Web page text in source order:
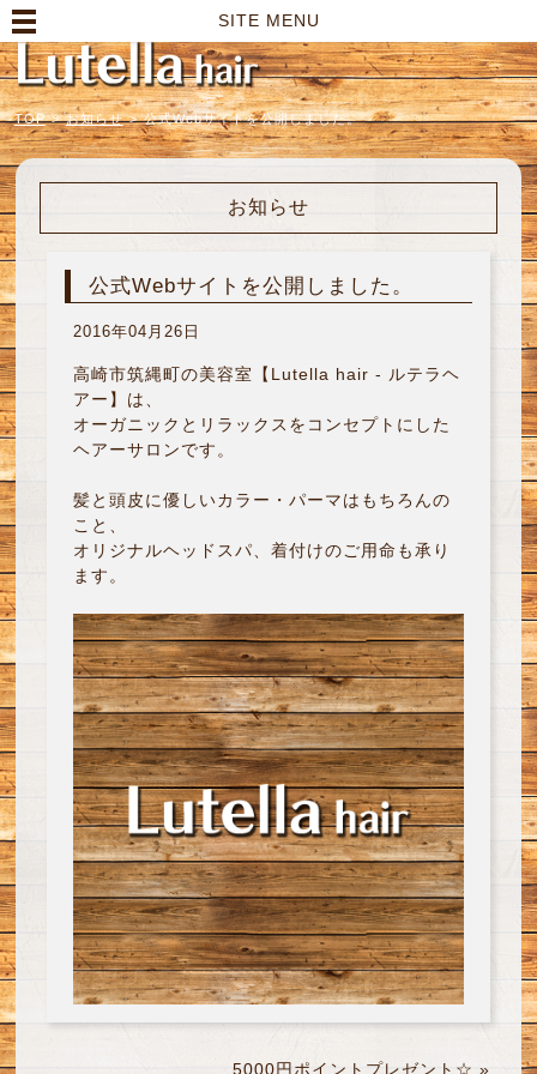
SITE MENU
TOP > お知らせ > 公式Webサイトを公開しました。
お知らせ
公式Webサイトを公開しました。
2016年04月26日
高崎市筑縄町の美容室【Lutella hair ‐ ルテラヘ
アー】は、
オーガニックとリラックスをコンセプトにした
ヘアーサロンです。
髪と頭皮に優しいカラー・パーマはもちろんの
こと、
オリジナルヘッドスパ、着付けのご用命も承り
ます。
5000円ポイントプレゼント☆ »